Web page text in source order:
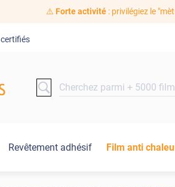
⚠️ Forte activité: privilégiez le
Revêtement adhésif Film anti